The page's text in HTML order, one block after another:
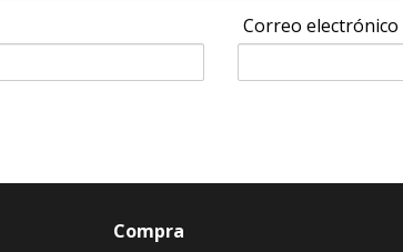
Correo electrónico
Compra